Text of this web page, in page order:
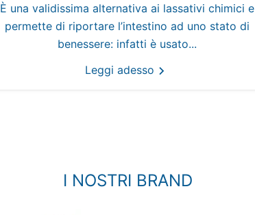
È una validissima alternativa ai lassativi chimici e
permette di riportare l’intestino ad uno stato di
benessere: infatti è usato...
Leggi adesso
I NOSTRI BRAND